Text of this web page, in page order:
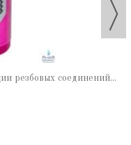
резбовых соединений...